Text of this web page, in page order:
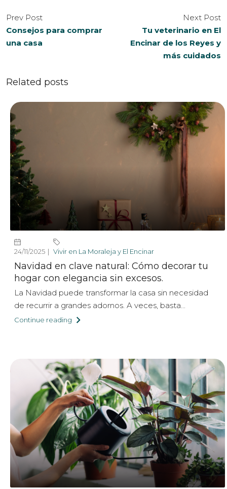
Prev Post
Consejos para comprar
una casa
Next Post
Tu veterinario en El
Encinar de los Reyes y
más cuidados
Related posts
24/11/2025 Vivir en La Moraleja y El Encinar
Navidad en clave natural: Cómo decorar tu
hogar con elegancia sin excesos.
La Navidad puede transformar la casa sin necesidad
de recurrir a grandes adornos. A veces, basta...
Continue reading